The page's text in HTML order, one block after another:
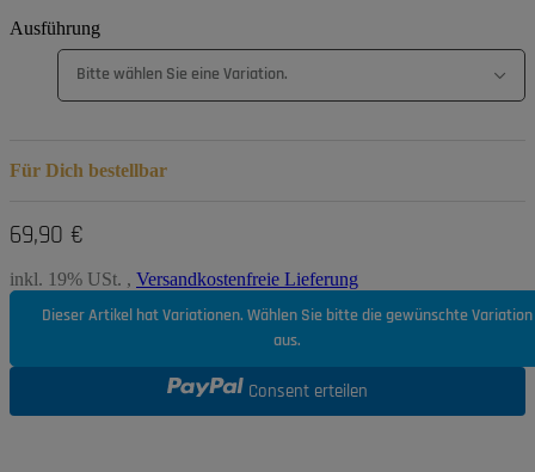
Ausführung
Bitte wählen Sie eine Variation.
Für Dich bestellbar
69,90 €
inkl. 19% USt. , Versandkostenfreie Lieferung
Dieser Artikel hat Variationen. Wählen Sie bitte die gewünschte Variation
aus.
Consent erteilen